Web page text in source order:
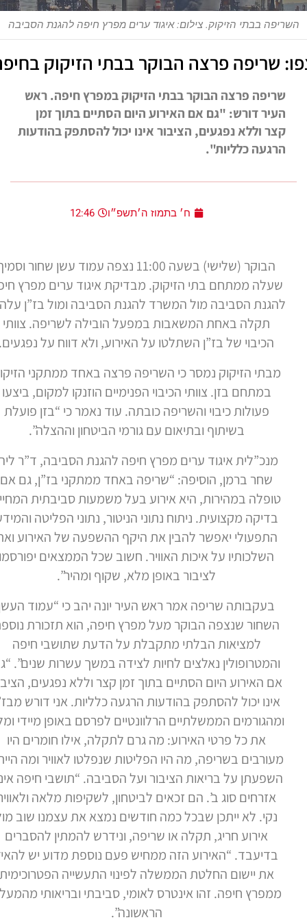
בבתי הזיקוק. צילום: איגוד ערים מפרץ חיפה להגנת הסביבה
פרצה הבוקר בבתי הזיקוק בחיפה
פרצה הבוקר בבתי הזיקוק במפרץ חיפה. ראש
דורש: "גם אם האירוע היום הסתיים בתוך זמן
וללא נפגעים, הציבור אינו יכול להסתפק בהודעות
כלליות".
ח׳ בתמוז ה׳תשפ״ו 12:46
הבוקר (שלישי) בשעה 11:00 נצפה עמוד עשן שחור וסמיך
ממתחם בתי הזיקוק. מבדיקת איגוד ערים מפרץ חיפה
הסביבה מול המשרד להגנת הסביבה ומול בז”ן עלה כי
תקלה באחת המשאבות במפעל הובילה לשריפה. צוותי
הכיבוי של בז”ן השתלטו על האירוע, ולא דווח על נפגעים.
הזיקוק נמסר כי השריפה פרצה באחד ממתקני הזיקוק
במתחם בזן. צוותי הכיבוי הפנימיים הוזנקו למקום, ביצעו
פעולות כיבוי והשריפה כובתה. עוד נאמר כי “בזן פועלת
בשיתוף ובתיאום עם גורמי הביטחון וההצלה”.
איגוד ערים מפרץ חיפה להגנת הסביבה, ד”ר ליהי
שחר ברמן, הוסיפה: “שריפה באחד ממתקני בז”ן, גם אם
במהירות, היא אירוע בעל משמעות סביבתית המחייב
מקצועית. ניתוח נתוני הניטור, נתוני הפליטה והמידע
התפעולי יאפשר להבין את היקף ההשפעה של האירוע ואת
השלכותיו על איכות האוויר. חשוב שכל הממצאים יפורסמו
לציבור באופן מלא, שקוף ומהיר”.
בעקבותה שריפה אמר ראש העיר יונה יהב כי “עמוד העשן
שנצפה הבוקר מעל מפרץ חיפה, הוא תזכורת נוספת
למציאות הבלתי מתקבלת על הדעת שתושבי חיפה
נאלצים לחיות לצידה במשך עשרות שנים”. “גם
האירוע היום הסתיים בתוך זמן קצר וללא נפגעים, הציבור
יכול להסתפק בהודעות הרגעה כלליות. אני דורש מבז”ן
הממשלתיים הרלוונטיים לפרסם באופן מיידי ומלא
את כל פרטי האירוע: מה גרם לתקלה, אילו חומרים היו
בשריפה, מה היו הפליטות שנפלטו לאוויר ומה הייתה
על בריאות הציבור ועל הסביבה. “תושבי חיפה אינם
אזרחים סוג ב’. הם זכאים לביטחון, לשקיפות מלאה ולאוויר
נקי. לא ייתכן שבכל כמה חודשים נמצא את עצמנו שוב מול
אירוע חריג, תקלה או שריפה, ונידרש להמתין להסברים
“האירוע הזה ממחיש פעם נוספת מדוע יש להאיץ
את יישום החלטת הממשלה לפינוי התעשייה הפטרוכימית
חיפה. זהו אינטרס לאומי, סביבתי ובריאותי מהמעלה
הראשונה”.